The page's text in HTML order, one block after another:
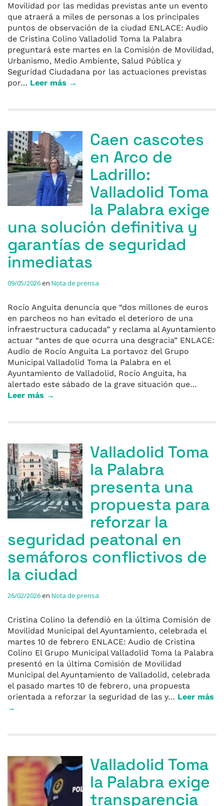
Movilidad por las medidas previstas ante un evento
que atraerá a miles de personas a los principales
puntos de observación de la ciudad ENLACE: Audio
de Cristina Colino Valladolid Toma la Palabra
preguntará este martes en la Comisión de Movilidad,
Urbanismo, Medio Ambiente, Salud Pública y
Seguridad Ciudadana por las actuaciones previstas
por… Leer más →
Caen cascotes
en Arco de
Ladrillo:
Valladolid Toma
la Palabra exige
una solución definitiva y
garantías de seguridad
inmediatas
09/05/2026en Nota de prensa
Rocío Anguita denuncia que “dos millones de euros
en parcheos no han evitado el deterioro de una
infraestructura caducada” y reclama al Ayuntamiento
actuar “antes de que ocurra una desgracia” ENLACE:
Audio de Rocío Anguita La portavoz del Grupo
Municipal Valladolid Toma la Palabra en el
Ayuntamiento de Valladolid, Rocío Anguita, ha
alertado este sábado de la grave situación que…
Leer más →
Valladolid Toma
la Palabra
presenta una
propuesta para
reforzar la
seguridad peatonal en
semáforos conflictivos de
la ciudad
26/02/2026en Nota de prensa
Cristina Colino la defendió en la última Comisión de
Movilidad Municipal del Ayuntamiento, celebrada el
martes 10 de febrero ENLACE: Audio de Cristina
Colino El Grupo Municipal Valladolid Toma la Palabra
presentó en la última Comisión de Movilidad
Municipal del Ayuntamiento de Valladolid, celebrada
el pasado martes 10 de febrero, una propuesta
orientada a reforzar la seguridad de las y… Leer más
→
Valladolid Toma
la Palabra exige
transparencia